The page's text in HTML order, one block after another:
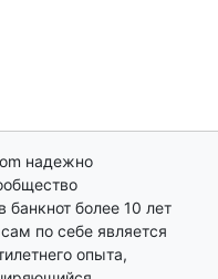
надежно
банкнот более 10 лет
по себе является
опыта,